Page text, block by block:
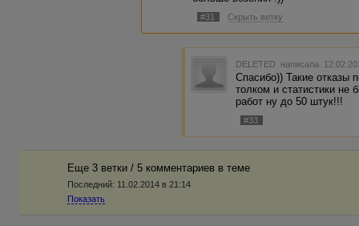
#31 Скрыть ветку
DELETED написала
Спасибо)) Такие отказы
толком и статистики не
работ ну до 50 штук!!!
#33
Еще 3 ветки / 5 комментариев в темe
Последний: 11.02.2014 в 21:14
Показать